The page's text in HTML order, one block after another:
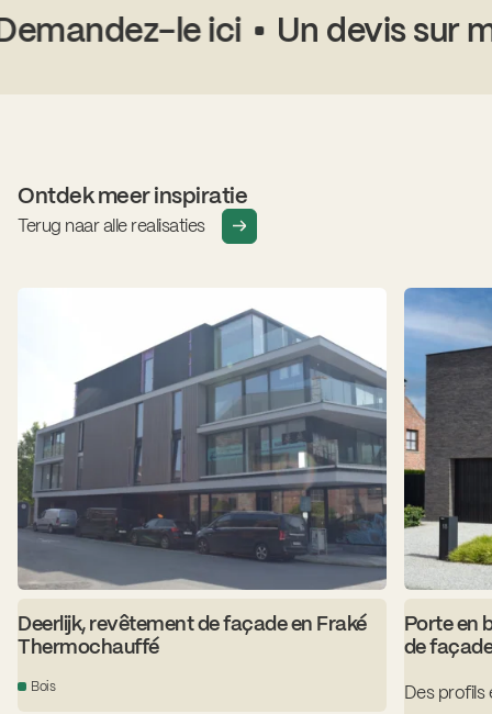
le ici Un devis sur
Ontdek meer inspiratie
Terug naar alle realisaties
Deerlijk, revêtement de façade en Fraké
Thermochauffé
Bois
Porte en
de
Des profils